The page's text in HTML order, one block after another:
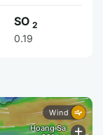
SO 2
0.19